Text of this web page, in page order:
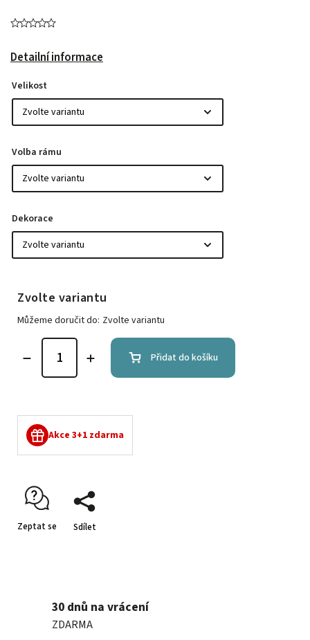
Detailní informace
Velikost
Volba rámu
Dekorace
Zvolte variantu
Můžeme doručit do: Zvolte variantu
Přidat do košíku
Akce 3+1 zdarma
Zeptat se Sdílet
30 dnů na vrácení
ZDARMA